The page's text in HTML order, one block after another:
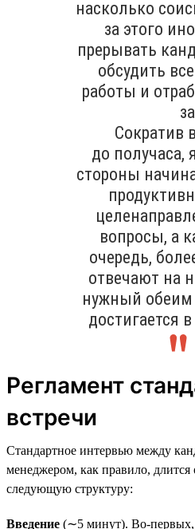
насколько
за этого
прерывать
обсудить
работы и
Сократив
до получаса,
стороны
вопросы, а
очередь,
отвечают на
нужный обеим
достигается
Регламент
встречи
Стандартное интервью между
менеджером, как правило, длится
следующую структуру:
Введение (∼5 минут). Во-первых,